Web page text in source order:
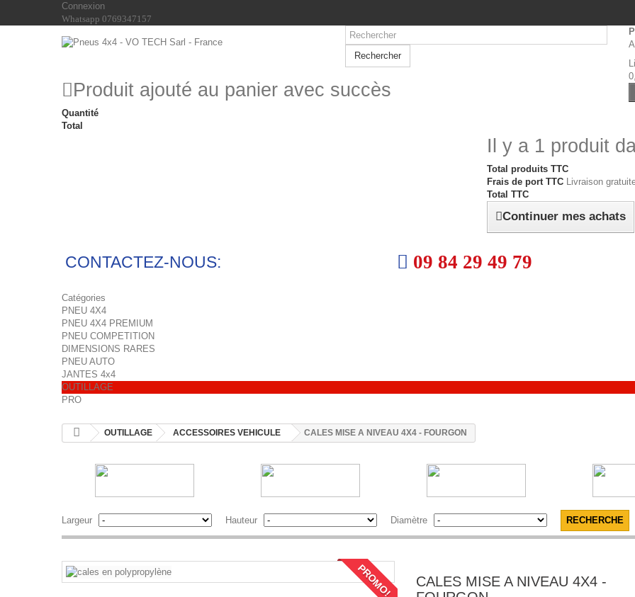
Connexion
Whatsapp 0769347157
Rechercher
Produit ajouté au panier avec succès
Quantité
Total
Il y a 1 produit
Total produits TTC
Frais de port TTC Livraison
Total TTC
Continuer mes achats
CONTACTEZ-NOUS: 09 84 29 49 79
Catégories
PNEU 4X4
PNEU 4X4 PREMIUM
PNEU COMPETITION
DIMENSIONS RARES
PNEU AUTO
JANTES 4x4
OUTILLAGE
PRO
OUTILLAGE ACCESSOIRES VEHICULE CALES MISE A NIVEAU 4X4 - FOURGON
Largeur Hauteur Diamètre
PROMO!
CALES MISE A NIVEAU 4X4 -